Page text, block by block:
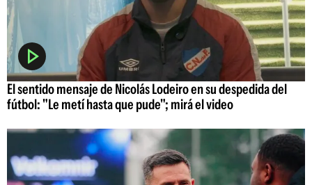
El sentido mensaje de Nicolás Lodeiro en su despedida del
fútbol: "Le metí hasta que pude"; mirá el video